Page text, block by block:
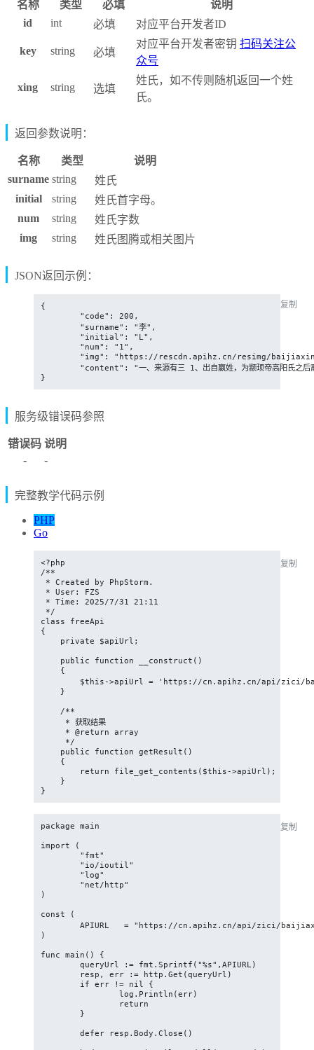
名称 类型 必填
说明
id
int 必填 对应平台开发者ID
key string 必填
对应平台开发者密钥 扫码关注公
众号
xing string 选填
姓氏，如不传则随机返回一个姓
氏。
返回参数说明：
名称 类型
说明
surname string
姓氏
initial
string
姓氏首字母。
num
string
姓氏字数
img
string 姓氏图腾或相关图片
JSON返回示例：
复制
{
}
服务级错误码参照
错误码 说明
-
-
完整教学代码示例
PHP
Go
复制
<?php
/**
* Created by PhpStorm.
* User: FZS
* Time: 2025/7/31 21:11
*/
class freeApi
{
    private $apiUrl;
    public function __construct()
    {
$this->apiUrl = 'https://cn.apihz.cn/api/zici/
    }
    /**
     * 获取结果
     * @return array
     */
    public function getResult()
    {
        return file_get_contents($this->apiUrl);
    }
}
复制
package main
import (
)
const (
)
func main() {